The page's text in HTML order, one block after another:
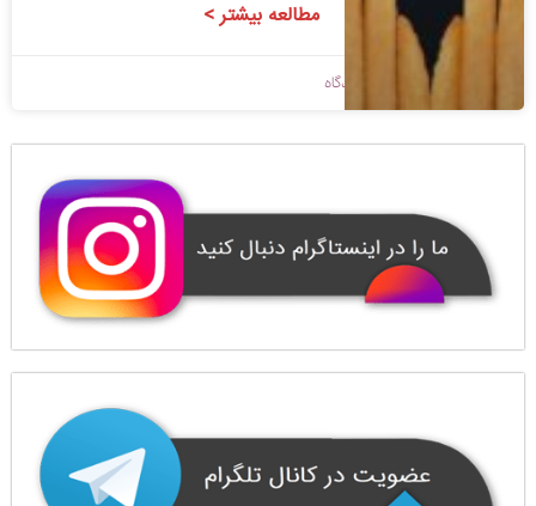
مطالعه بیشتر >
1398/09/09 بدون دیدگاه